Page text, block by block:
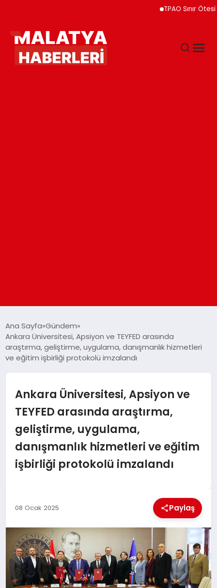
TPAO Sınır Ötesi
GÜNDEM
EĞITIM
EKONOMI
MAGAZIN
SPOR
TEKNOLOJI
Ana Sayfa Gündem
Ankara Üniversitesi, Apsiyon ve TEYFED arasında
araştırma, geliştirme, uygulama, danışmanlık hizmetleri
ve eğitim işbirliği protokolü imzalandı
Ankara Üniversitesi, Apsiyon ve
TEYFED arasında araştırma,
geliştirme, uygulama,
danışmanlık hizmetleri ve eğitim
işbirliği protokolü imzalandı
08 Ocak 2025 Paylaş